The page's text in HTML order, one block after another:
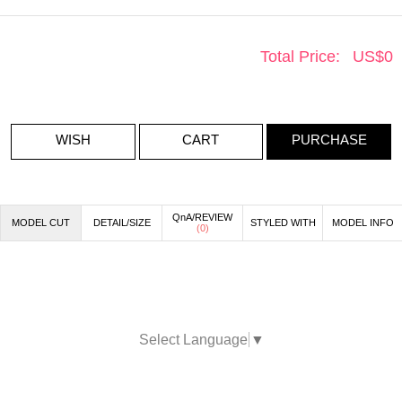
Total Price: US$0
WISH CART PURCHASE
MODEL CUT DETAIL/SIZE
QnA/REVIEW
(0) STYLED WITH MODEL INFO
Select Language ▼